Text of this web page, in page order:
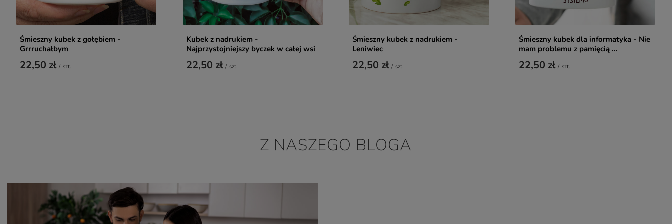
Śmieszny kubek z gołębiem -
Grrruchałbym
22,50 zł / szt.
Kubek z nadrukiem -
Najprzystojniejszy byczek w całej wsi
22,50 zł / szt.
Śmieszny kubek z nadrukiem -
Leniwiec
22,50 zł / szt.
Śmieszny kubek dla informatyka - Nie
mam problemu z pamięcią ...
22,50 zł / szt.
Z NASZEGO BLOGA